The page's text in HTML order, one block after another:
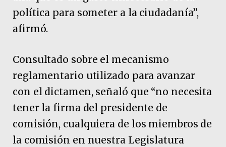
política para someter a la ciudadanía”,
afirmó.
Consultado sobre el mecanismo
reglamentario utilizado para avanzar
con el dictamen, señaló que “no necesita
tener la firma del presidente de
comisión, cualquiera de los miembros de
la comisión en nuestra Legislatura